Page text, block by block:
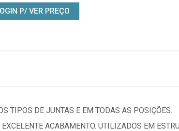
P/ VER PREÇO
TIPOS DE JUNTAS E EM TODAS AS POSIÇÕES.
ACABAMENTO. UTILIZADOS EM